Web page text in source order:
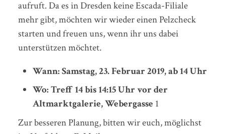
aufruft. Da es in Dresden keine Escada-Filiale
mehr gibt, möchten wir wieder einen Pelzcheck
starten und freuen uns, wenn ihr uns dabei
unterstützen möchtet.
Wann: Samstag, 23. Februar 2019, ab 14 Uhr
Wo: Treff 14 bis 14:15 Uhr vor der
Altmarktgalerie, Webergasse 1
Zur besseren Planung, bitten wir euch, möglichst